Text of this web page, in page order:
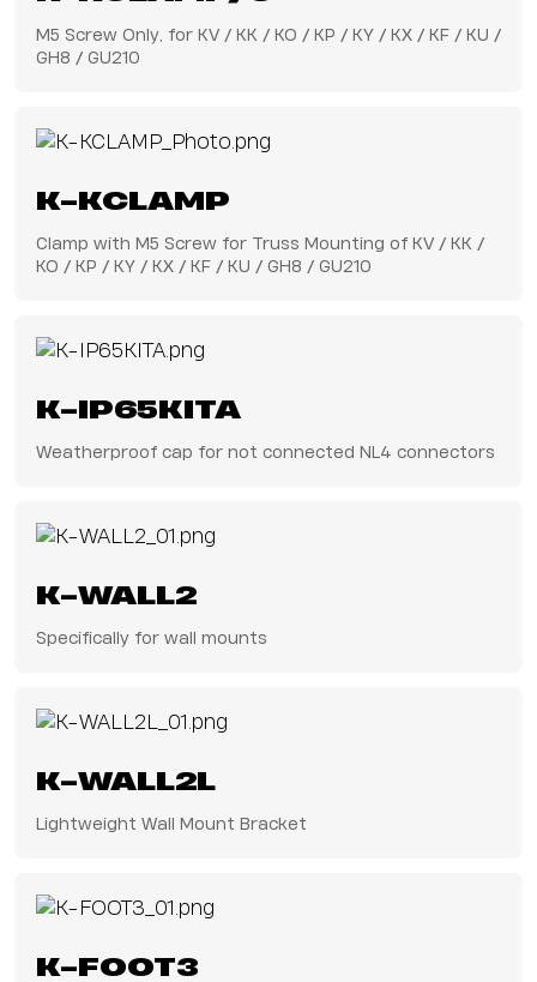
M5 Screw Only, for KV / KK / KO / KP / KY / KX / KF / KU /
GH8 / GU210
K-KCLAMP
Clamp with M5 Screw for Truss Mounting of KV / KK /
KO / KP / KY / KX / KF / KU / GH8 / GU210
K-IP65KITA
Weatherproof cap for not connected NL4 connectors
K-WALL2
Specifically for wall mounts
K-WALL2L
Lightweight Wall Mount Bracket
K-FOOT3